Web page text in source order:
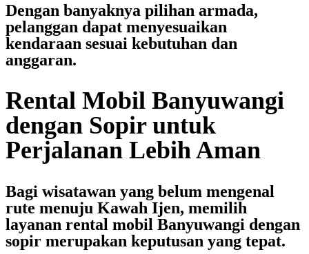
Dengan banyaknya pilihan armada,
pelanggan dapat menyesuaikan
kendaraan sesuai kebutuhan dan
anggaran.
Rental Mobil Banyuwangi
dengan Sopir untuk
Perjalanan Lebih Aman
Bagi wisatawan yang belum mengenal
rute menuju Kawah Ijen, memilih
layanan rental mobil Banyuwangi dengan
sopir merupakan keputusan yang tepat.